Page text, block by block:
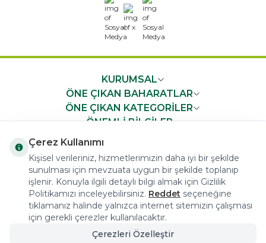
x
KURUMSAL
ÖNE ÇIKAN BAHARATLAR
ÖNE ÇIKAN KATEGORİLER
ÖNEMLİ BİLGİLER
COPYRIGHT © 2023 arifoglu.com ALL RIGHTS RESERVED
Çerez Kullanımı
Kişisel verileriniz, hizmetlerimizin daha iyi bir şekilde
sunulması için mevzuata uygun bir şekilde toplanıp
işlenir. Konuyla ilgili detaylı bilgi almak için Gizlilik
Politikamızı inceleyebilirsiniz. Reddet seçeneğine
tıklamanız halinde yalnızca internet sitemizin çalışması
için gerekli çerezler kullanılacaktır.
Çerezleri Özelleştir